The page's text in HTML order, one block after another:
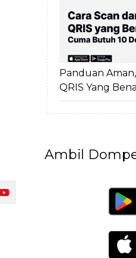
Panduan
QRIS Yang
Ambil